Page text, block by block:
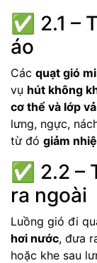
✅ 2.1 –
áo
Các quạt gió
vụ hút không
cơ thể và lớp
lưng, ngực,
từ đó giảm
✅ 2.2 –
ra ngoài
Luồng gió đi
hơi nước, đưa
hoặc khe sau